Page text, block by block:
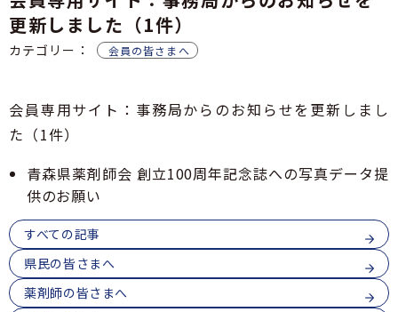
青森県における夜間・休日の医薬品提供体制に関
する薬局情報リスト
青森県における緊急避妊薬販売薬局等リスト
在宅訪問薬剤管理指導マップ
スポーツファーマシスト
脳卒中の症状と対策
GOGO健活！マモルさんリターンズ
薬剤師の皆さまへ
研修会のご案内
健康サポート薬局
倫理審査申請受付について
日本薬剤師会薬剤師行動規範・薬剤師行動規範解
青森県薬剤師連盟
薬局薬剤師の地域サロンにおける利用者の服薬相
談・支援事業
医療従事者向け医療麻薬在庫検索
青森県吸入療法研究会
青森県薬剤師会
017-742-8821
会員専用ログイン
一
1
7
号
更新しました（1件）
カテゴリー： 会員の皆さまへ
会員専用サイト：事務局からのお知らせを更新しまし
た（1件）
青森県薬剤師会 創立100周年記念誌への写真データ提
供のお願い
すべての記事
県民の皆さまへ
薬剤師の皆さまへ